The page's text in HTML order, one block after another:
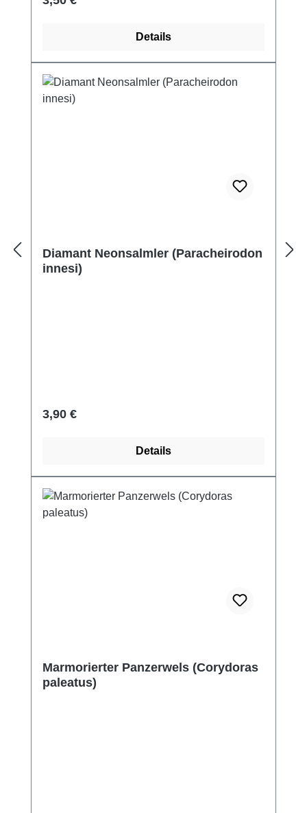
Details
Diamant Neonsalmler (Paracheirodon
innesi)
Regulärer Preis:
3,90 €
Details
Marmorierter Panzerwels (Corydoras
paleatus)